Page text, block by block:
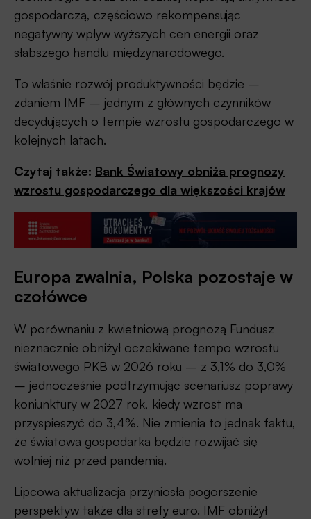
gospodarczą, częściowo rekompensując
negatywny wpływ wyższych cen energii oraz
słabszego handlu międzynarodowego.
To właśnie rozwój produktywności będzie –
zdaniem IMF – jednym z głównych czynników
decydujących o tempie wzrostu gospodarczego w
kolejnych latach.
Czytaj także: Bank Światowy obniża prognozy
wzrostu gospodarczego dla większości krajów
Europa zwalnia, Polska pozostaje w
czołówce
W porównaniu z kwietniową prognozą Fundusz
nieznacznie obniżył oczekiwane tempo wzrostu
światowego PKB w 2026 roku – z 3,1% do 3,0%
– jednocześnie podtrzymując scenariusz poprawy
koniunktury w 2027 rok, kiedy wzrost ma
przyspieszyć do 3,4%. Nie zmienia to jednak faktu,
że światowa gospodarka będzie rozwijać się
wolniej niż przed pandemią.
Lipcowa aktualizacja przyniosła pogorszenie
perspektyw także dla strefy euro. IMF obniżył